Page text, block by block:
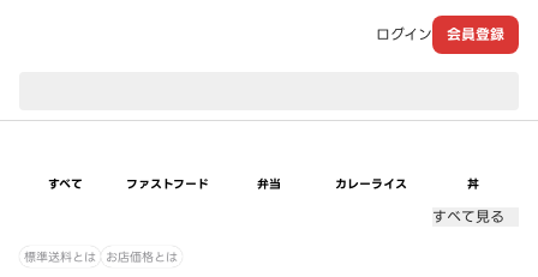
ログイン 会員登録
すべて ファストフード 弁当 カレーライス 丼
すべて見る
標準送料とは お店価格とは